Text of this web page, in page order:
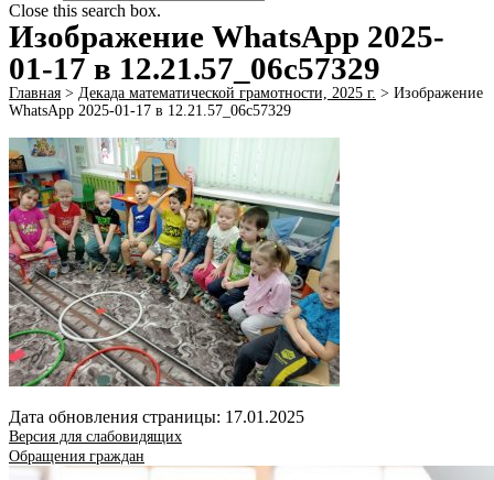
Close this search box.
Изображение WhatsApp 2025-
01-17 в 12.21.57_06c57329
Главная > Декада математической грамотности, 2025 г. > Изображение
WhatsApp 2025-01-17 в 12.21.57_06c57329
Дата обновления страницы: 17.01.2025
Версия для слабовидящих
Обращения граждан